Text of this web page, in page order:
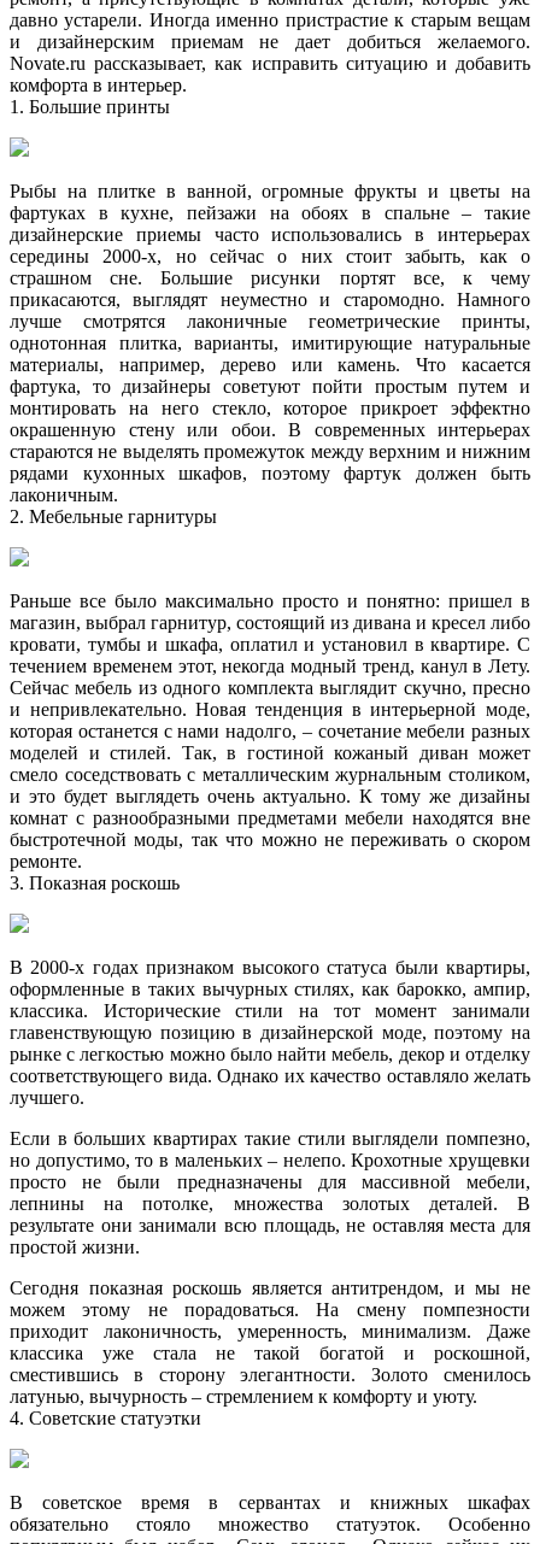
давно устарели. Иногда именно пристрастие к старым вещам
и дизайнерским приемам не дает добиться желаемого.
Novate.ru рассказывает, как исправить ситуацию и добавить
комфорта в интерьер.
1. Большие принты
Рыбы на плитке в ванной, огромные фрукты и цветы на
фартуках в кухне, пейзажи на обоях в спальне – такие
дизайнерские приемы часто использовались в интерьерах
середины 2000-х, но сейчас о них стоит забыть, как о
страшном сне. Большие рисунки портят все, к чему
прикасаются, выглядят неуместно и старомодно. Намного
лучше смотрятся лаконичные геометрические принты,
однотонная плитка, варианты, имитирующие натуральные
материалы, например, дерево или камень. Что касается
фартука, то дизайнеры советуют пойти простым путем и
монтировать на него стекло, которое прикроет эффектно
окрашенную стену или обои. В современных интерьерах
стараются не выделять промежуток между верхним и нижним
рядами кухонных шкафов, поэтому фартук должен быть
лаконичным.
2. Мебельные гарнитуры
Раньше все было максимально просто и понятно: пришел в
магазин, выбрал гарнитур, состоящий из дивана и кресел либо
кровати, тумбы и шкафа, оплатил и установил в квартире. С
течением временем этот, некогда модный тренд, канул в Лету.
Сейчас мебель из одного комплекта выглядит скучно, пресно
и непривлекательно. Новая тенденция в интерьерной моде,
которая останется с нами надолго, – сочетание мебели разных
моделей и стилей. Так, в гостиной кожаный диван может
смело соседствовать с металлическим журнальным столиком,
и это будет выглядеть очень актуально. К тому же дизайны
комнат с разнообразными предметами мебели находятся вне
быстротечной моды, так что можно не переживать о скором
ремонте.
3. Показная роскошь
В 2000-х годах признаком высокого статуса были квартиры,
оформленные в таких вычурных стилях, как барокко, ампир,
классика. Исторические стили на тот момент занимали
главенствующую позицию в дизайнерской моде, поэтому на
рынке с легкостью можно было найти мебель, декор и отделку
соответствующего вида. Однако их качество оставляло желать
лучшего.
Если в больших квартирах такие стили выглядели помпезно,
но допустимо, то в маленьких – нелепо. Крохотные хрущевки
просто не были предназначены для массивной мебели,
лепнины на потолке, множества золотых деталей. В
результате они занимали всю площадь, не оставляя места для
простой жизни.
Сегодня показная роскошь является антитрендом, и мы не
можем этому не порадоваться. На смену помпезности
приходит лаконичность, умеренность, минимализм. Даже
классика уже стала не такой богатой и роскошной,
сместившись в сторону элегантности. Золото сменилось
латунью, вычурность – стремлением к комфорту и уюту.
4. Советские статуэтки
В советское время в сервантах и книжных шкафах
обязательно стояло множество статуэток. Особенно